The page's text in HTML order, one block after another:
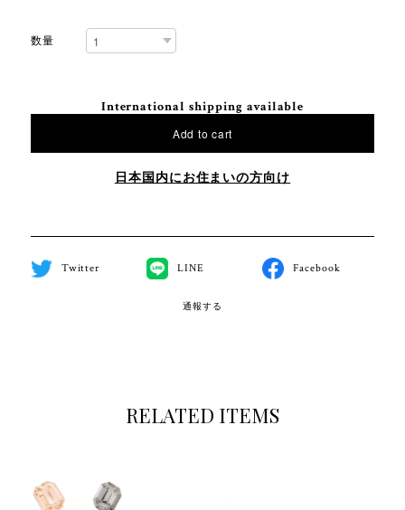
数量
International shipping available
Add to cart
日本国内にお住まいの方向け
Twitter LINE Facebook
通報する
RELATED ITEMS